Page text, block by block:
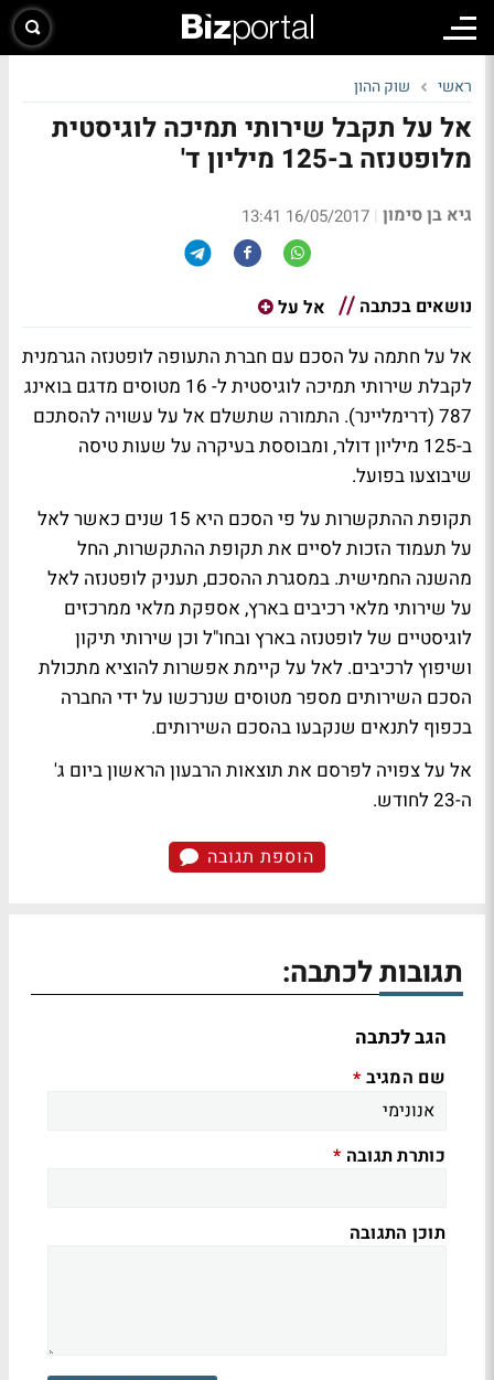
ראשי שוק ההון
אל על תקבל שירותי תמיכה לוגיסטית
מלופטנזה ב-125 מיליון ד'
גיא בן סימון |
16/05/2017 13:41
נושאים בכתבה אל על
אל על חתמה על הסכם עם חברת התעופה לופטנזה הגרמנית
לקבלת שירותי תמיכה לוגיסטית ל- 16 מטוסים מדגם בואינג
787 (דרימליינר). התמורה שתשלם אל על עשויה להסתכם
ב-125 מיליון דולר, ומבוססת בעיקרה על שעות טיסה
שיבוצעו בפועל.
תקופת ההתקשרות על פי הסכם היא 15 שנים כאשר לאל
על תעמוד הזכות לסיים את תקופת ההתקשרות, החל
מהשנה החמישית. במסגרת ההסכם, תעניק לופטנזה לאל
על שירותי מלאי רכיבים בארץ, אספקת מלאי ממרכזים
לוגיסטיים של לופטנזה בארץ ובחו"ל וכן שירותי תיקון
ושיפוץ לרכיבים. לאל על קיימת אפשרות להוציא מתכולת
הסכם השירותים מספר מטוסים שנרכשו על ידי החברה
בכפוף לתנאים שנקבעו בהסכם השירותים.
אל על צפויה לפרסם את תוצאות הרבעון הראשון ביום ג'
ה-23 לחודש.
הוספת תגובה
תגובות לכתבה:
הגב לכתבה
שם המגיב *
כותרת תגובה *
תוכן התגובה